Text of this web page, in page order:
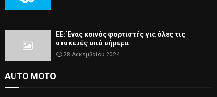
ΕΕ: Ένας κοινός φορτιστής για όλες τις
συσκευές από σήμερα
28 Δεκεμβρίου 2024
AUTO MOTO